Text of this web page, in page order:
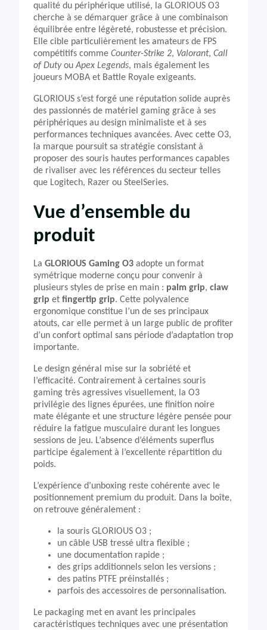
qualité du périphérique utilisé, la GLORIOUS O3
cherche à se démarquer grâce à une combinaison
équilibrée entre légèreté, robustesse et précision.
Elle cible particulièrement les amateurs de FPS
compétitifs comme Counter-Strike 2, Valorant, Call
of DutyouApex Legends, mais également les
joueurs MOBA et Battle Royale exigeants.
GLORIOUS s’est forgé une réputation solide auprès
des passionnés de matériel gaming grâce à ses
périphériques au design minimaliste et à ses
performances techniques avancées. Avec cette O3,
la marque poursuit sa stratégie consistant à
proposer des souris hautes performances capables
de rivaliser avec les références du secteur telles
que Logitech, Razer ou SteelSeries.
Vue d’ensemble du
produit
La GLORIOUS Gaming O3 adopte un format
symétrique moderne conçu pour convenir à
plusieurs styles de prise en main : palm grip, claw
grip et fingertip grip. Cette polyvalence
ergonomique constitue l’un de ses principaux
atouts, car elle permet à un large public de profiter
d’un confort optimal sans période d’adaptation trop
importante.
Le design général mise sur la sobriété et
l’efficacité. Contrairement à certaines souris
gaming très agressives visuellement, la O3
privilégie des lignes épurées, une finition noire
mate élégante et une structure légère pensée pour
réduire la fatigue musculaire durant les longues
sessions de jeu. L’absence d’éléments superflus
participe également à l’excellente répartition du
poids.
L’expérience d’unboxing reste cohérente avec le
positionnement premium du produit. Dans la boîte,
on retrouve généralement :
la souris GLORIOUS O3 ;
un câble USB tressé ultra flexible ;
une documentation rapide ;
des grips additionnels selon les versions ;
des patins PTFE préinstallés ;
parfois des accessoires de personnalisation.
Le packaging met en avant les principales
caractéristiques techniques avec une présentation